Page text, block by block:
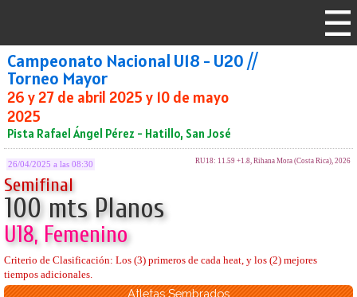
Campeonato Nacional U18 - U20 //
Torneo Mayor
26 y 27 de abril 2025 y 10 de mayo
2025
Pista Rafael Ángel Pérez - Hatillo, San José
26/04/2025 a las 08:30 RU18: 11.59 +1.8, Rihana Mora (Costa Rica), 2026
Semifinal
100 mts Planos
U18, Femenino
Criterio de Clasificación: Los (3) primeros de cada heat, y los (2) mejores
tiempos adicionales.
Atletas Sembrados